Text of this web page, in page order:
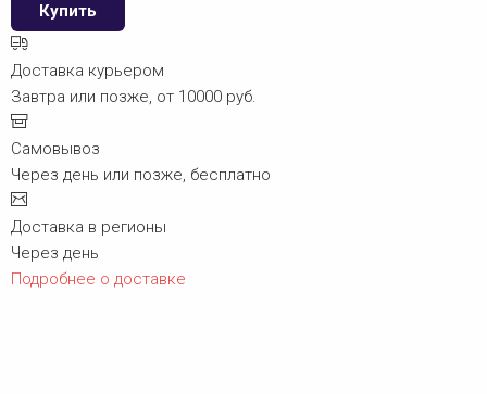
Купить
Доставка курьером
Завтра или позже, от 10000 руб.
Самовывоз
Через день или позже, бесплатно
Доставка в регионы
Через день
Подробнее о доставке